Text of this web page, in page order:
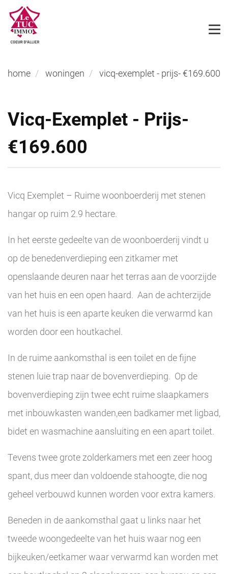
home woningen vicq-exemplet - prijs- €169.600
Vicq-Exemplet - Prijs-
€169.600
Vicq Exemplet – Ruime woonboerderij met stenen
hangar op ruim 2.9 hectare.
In het eerste gedeelte van de woonboerderij vindt u
op de benedenverdieping een zitkamer met
openslaande deuren naar het terras aan de voorzijde
van het huis en een open haard. Aan de achterzijde
van het huis is een aparte keuken die verwarmd kan
worden door een houtkachel.
In de ruime aankomsthal is een toilet en de fijne
stenen luie trap naar de bovenverdieping. Op de
bovenverdieping zijn twee echt ruime slaapkamers
met inbouwkasten wanden,een badkamer met ligbad,
bidet en wasmachine aansluiting en een apart toilet.
Tevens twee grote zolderkamers met een zeer hoog
spant, dus meer dan voldoende stahoogte, die nog
geheel verbouwd kunnen worden voor extra kamers.
Beneden in de aankomsthal gaat u links naar het
tweede woongedeelte van het huis waar nog een
bijkeuken/eetkamer waar verwarmd kan worden met